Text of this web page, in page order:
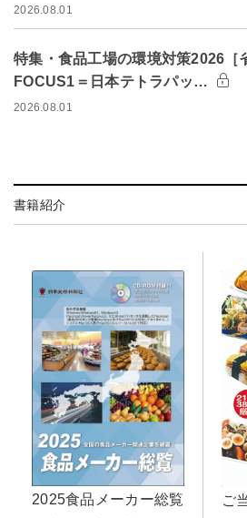
2026.08.01
特集・食品工場の環境対策2026［
FOCUS1＝日本テトラパッ…
2026.08.01
書籍紹介
2025食品メーカー総覧
ご